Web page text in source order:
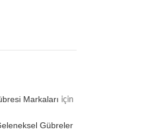
Markaları için
Gübreler